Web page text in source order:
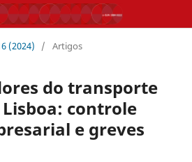
(2024) / Artigos
do transporte
controle
e greves